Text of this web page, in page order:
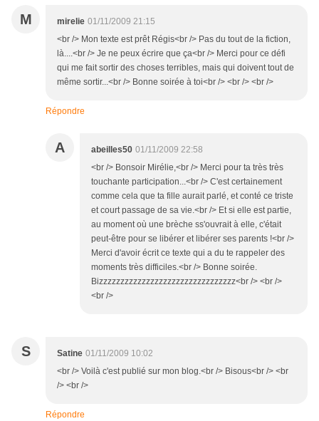
M mirelie 01/11/2009 21:15
<br /> Mon texte est prêt Régis<br /> Pas du tout de la fiction,
là....<br /> Je ne peux écrire que ça<br /> Merci pour ce défi
qui me fait sortir des choses terribles, mais qui doivent tout de
même sortir...<br /> Bonne soirée à toi<br /> <br /> <br />
Répondre
A abeilles50 01/11/2009 22:58
<br /> Bonsoir Mirélie,<br /> Merci pour ta très très
touchante participation...<br /> C'est certainement
comme cela que ta fille aurait parlé, et conté ce triste
et court passage de sa vie.<br /> Et si elle est partie,
au moment où une brèche ss'ouvrait à elle, c'était
peut-être pour se libérer et libérer ses parents !<br />
Merci d'avoir écrit ce texte qui a du te rappeler des
moments très difficiles.<br /> Bonne soirée.
Bizzzzzzzzzzzzzzzzzzzzzzzzzzzzzzzz<br /> <br />
<br />
S Satine 01/11/2009 10:02
<br /> Voilà c'est publié sur mon blog.<br /> Bisous<br /> <br
/> <br />
Répondre